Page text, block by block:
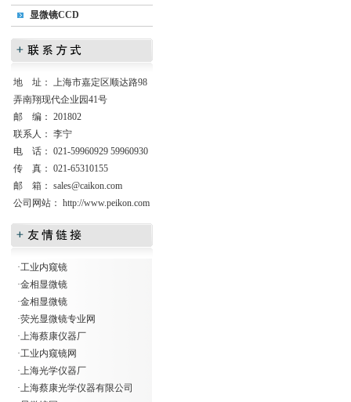
显微镜CCD
地 址： 上海市嘉定区顺达路98
弄南翔现代企业园41号
邮 编： 201802
联系人： 李宁
电 话： 021-59960929 59960930
传 真： 021-65310155
邮 箱： sales@caikon.com
公司网站： http://www.peikon.com
·工业内窥镜
·金相显微镜
·金相显微镜
·荧光显微镜专业网
·上海蔡康仪器厂
·工业内窥镜网
·上海光学仪器厂
·上海蔡康光学仪器有限公司